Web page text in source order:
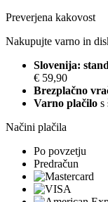
Preverjena kakovost
Nakupujte varno in
Slovenija:
€ 59,90
Brezplačno
Varno plačilo s
Načini plačila
Po povzetju
Predračun